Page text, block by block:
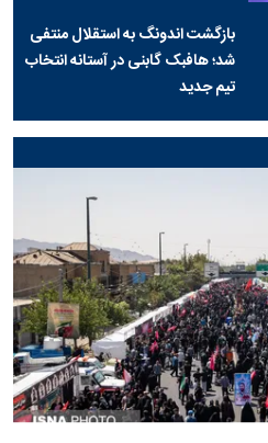
بازگشت اندونگ به استقلال منتفی
شد؛ هافبک گابنی در آستانه انتخاب
تیم جدید